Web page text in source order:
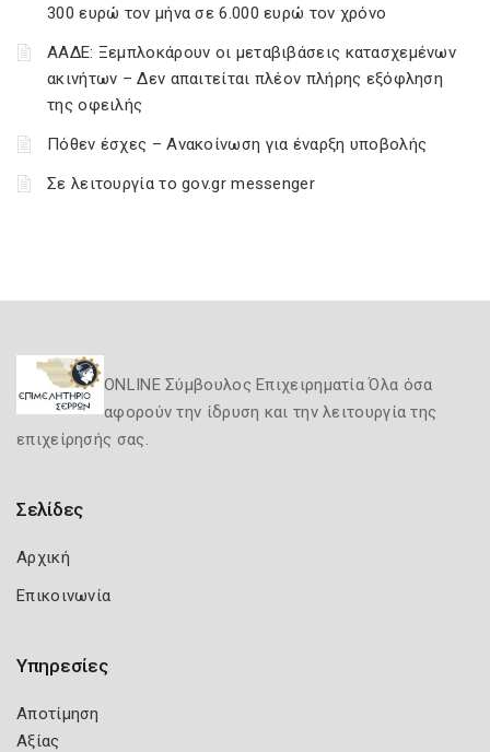
300 ευρώ τον μήνα σε 6.000 ευρώ τον χρόνο
ΑΑΔΕ: Ξεμπλοκάρουν οι μεταβιβάσεις κατασχεμένων
ακινήτων – Δεν απαιτείται πλέον πλήρης εξόφληση
της οφειλής
Πόθεν έσχες – Ανακοίνωση για έναρξη υποβολής
Σε λειτουργία το gov.gr messenger
ONLINE Σύμβουλος Επιχειρηματία Όλα όσα
αφορούν την ίδρυση και την λειτουργία της
επιχείρησής σας.
Σελίδες
Αρχική
Επικοινωνία
Υπηρεσίες
Αποτίμηση
Αξίας